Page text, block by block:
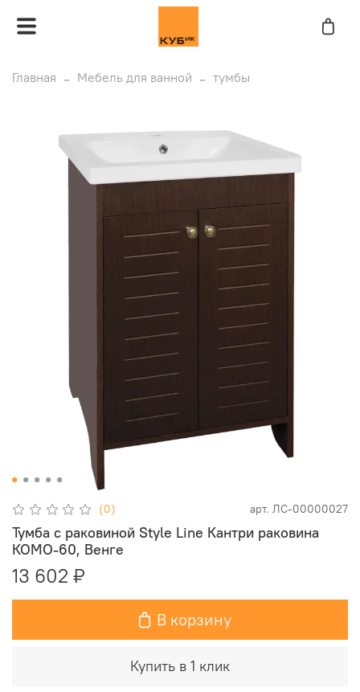
Главная Мебель для ванной тумбы
(0) арт. ЛС-00000027
Тумба с раковиной Style Line Кантри раковина
КОМО-60, Венге
13 602 ₽
В корзину
Купить в 1 клик